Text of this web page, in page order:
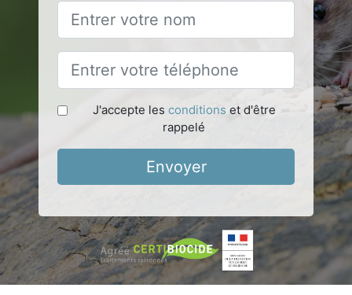
J'accepte les conditions et d'être
rappelé
Envoyer